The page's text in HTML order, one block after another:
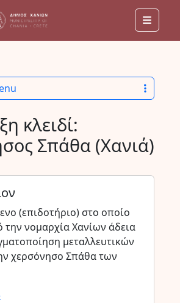
Menu
κλειδί:
Σπάθα (Χανιά)
(επιδοτήριο) στο οποίο
την νομαρχία Χανίων άδεια
μεταλλευτικών
χερσόνησο Σπάθα των